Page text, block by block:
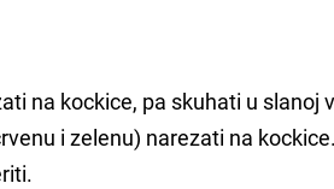
na kockice, pa skuhati u slanoj
i zelenu) narezati na